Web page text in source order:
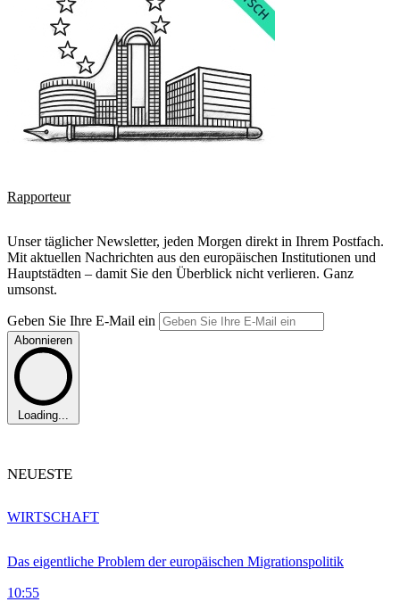
Rapporteur
Unser täglicher Newsletter, jeden Morgen direkt in Ihrem Postfach.
Mit aktuellen Nachrichten aus den europäischen Institutionen und
Hauptstädten – damit Sie den Überblick nicht verlieren. Ganz
umsonst.
Geben Sie Ihre E-Mail ein
Abonnieren
Loading...
NEUESTE
Das eigentliche Problem der europäischen Migrationspolitik
10:55
WIRTSCHAFT